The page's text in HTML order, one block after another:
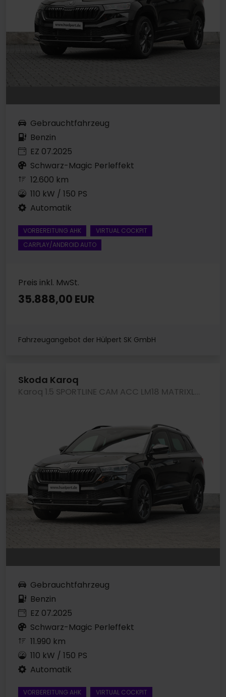
Gebrauchtfahrzeug
Benzin
EZ 07.2025
Schwarz-Magic Perleffekt
12.600 km
110 kW / 150 PS
Automatik
VORBEREITUNG AHK
VIRTUAL COCKPIT
CARPLAY/ANDROID AUTO
Preis inkl. MwSt.
35.888,00 EUR
Fahrzeugangebot der Hülpert SK GmbH
Skoda Karoq
Karoq 1.5 SPORTLINE CAM ACC LM18 MATRIXLED NAVI
Gebrauchtfahrzeug
Benzin
EZ 07.2025
Schwarz-Magic Perleffekt
11.990 km
110 kW / 150 PS
Automatik
VORBEREITUNG AHK
VIRTUAL COCKPIT